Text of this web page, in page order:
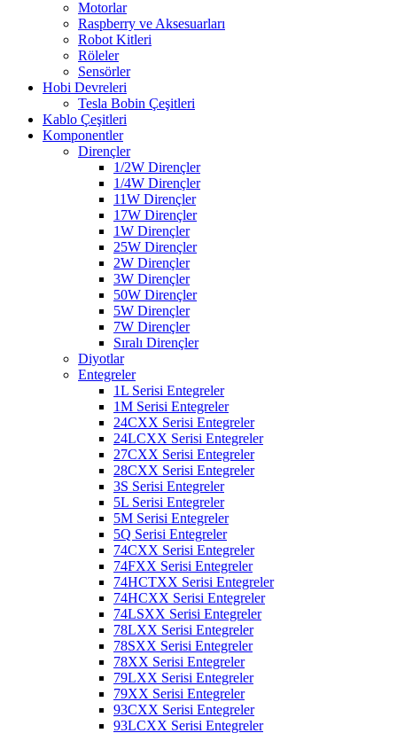
Motorlar
Raspberry ve Aksesuarları
Robot Kitleri
Röleler
Sensörler
Hobi Devreleri
Tesla Bobin Çeşitleri
Kablo Çeşitleri
Komponentler
Dirençler
1/2W Dirençler
1/4W Dirençler
11W Dirençler
17W Dirençler
1W Dirençler
25W Dirençler
2W Dirençler
3W Dirençler
50W Dirençler
5W Dirençler
7W Dirençler
Sıralı Dirençler
Diyotlar
Entegreler
1L Serisi Entegreler
1M Serisi Entegreler
24CXX Serisi Entegreler
24LCXX Serisi Entegreler
27CXX Serisi Entegreler
28CXX Serisi Entegreler
3S Serisi Entegreler
5L Serisi Entegreler
5M Serisi Entegreler
5Q Serisi Entegreler
74CXX Serisi Entegreler
74FXX Serisi Entegreler
74HCTXX Serisi Entegreler
74HCXX Serisi Entegreler
74LSXX Serisi Entegreler
78LXX Serisi Entegreler
78SXX Serisi Entegreler
78XX Serisi Entegreler
79LXX Serisi Entegreler
79XX Serisi Entegreler
93CXX Serisi Entegreler
93LCXX Serisi Entegreler